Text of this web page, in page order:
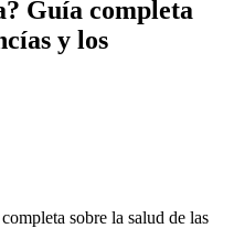
Guía completa
y los
sobre la salud de las